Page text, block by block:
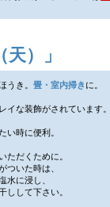
） 」
うき。畳・室内掃き に。
イな装飾がされています
い時に便利。
ただくために。
ついた時は、
水に浸し、
しして下さい。